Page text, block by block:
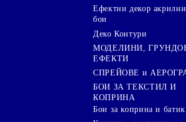
Ефектни декор акрилни
бои
Деко Контури
МОДЕЛИНИ,
ЕФЕКТИ
СПРЕЙОВЕ и
БОИ ЗА ТЕКСТИЛ И
КОПРИНА
Бои за коприна и батик